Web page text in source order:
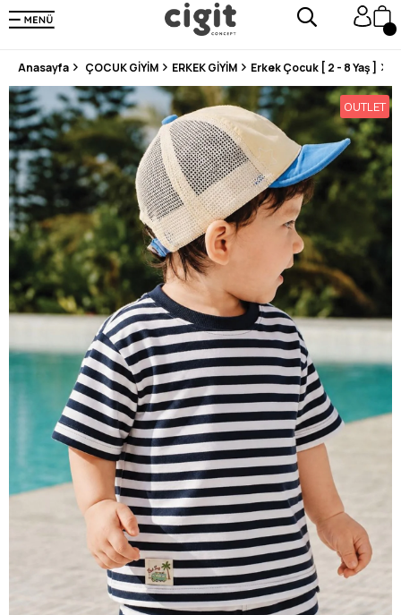
250.000'DEN FAZLA DEĞERLENDİRMEDE 5 ÜZERİNDEN 4.8 PUAN ALDI ⭐⭐⭐⭐⭐
3 MİLYONDAN FAZLA MUTLU MÜŞTERİ ❤️ 10 MİLYON ÜRÜN
Anasayfa ÇOCUK GİYİM ERKEK GİYİM Erkek Çocuk [ 2 - 8 Yaş ]
OUTLET